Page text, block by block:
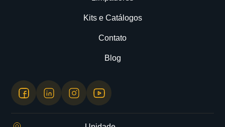
Kits e Catálogos
Contato
Blog